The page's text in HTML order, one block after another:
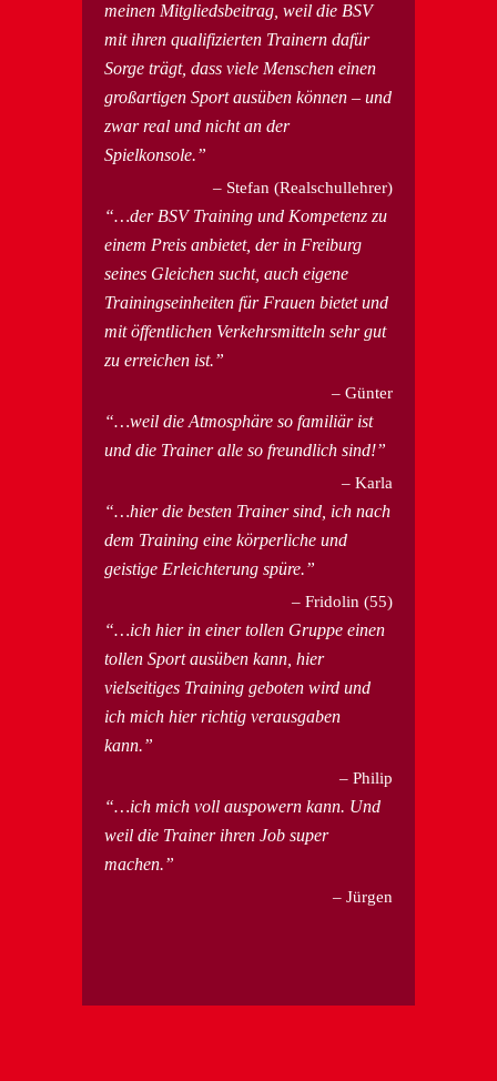
meinen Mitgliedsbeitrag, weil die BSV
mit ihren qualifizierten Trainern dafür
Sorge trägt, dass viele Menschen einen
großartigen Sport ausüben können – und
zwar real und nicht an der
Spielkonsole.
Stefan (Realschullehrer)
…der BSV Training und Kompetenz zu
einem Preis anbietet, der in Freiburg
seines Gleichen sucht, auch eigene
Trainingseinheiten für Frauen bietet und
mit öffentlichen Verkehrsmitteln sehr gut
zu erreichen ist.
Günter
…weil die Atmosphäre so familiär ist
und die Trainer alle so freundlich sind!
Karla
…hier die besten Trainer sind, ich nach
dem Training eine körperliche und
geistige Erleichterung spüre.
Fridolin (55)
…ich hier in einer tollen Gruppe einen
tollen Sport ausüben kann, hier
vielseitiges Training geboten wird und
ich mich hier richtig verausgaben
kann.
Philip
…ich mich voll auspowern kann. Und
weil die Trainer ihren Job super
machen.
Jürgen